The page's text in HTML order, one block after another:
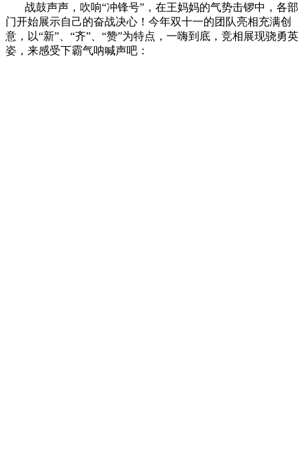
战鼓声声，吹响“冲锋号”，在王妈妈的气势击锣中，各部
门开始展示自己的奋战决心！今年双十一的团队亮相充满创
意，以“新”、“齐”、“赞”为特点，一嗨到底，竞相展现骁勇英
姿，来感受下霸气呐喊声吧：